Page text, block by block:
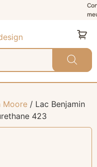
Moore / Lac Benjamin
423